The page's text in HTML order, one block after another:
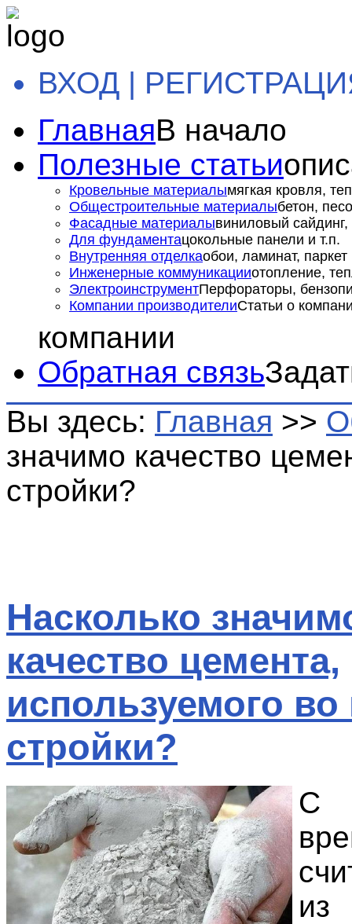
ВХОД |
ГлавнаяВ начало
Полезные статьи
Кровельные материалымягкая кровля,
Общестроительные материалыбетон,
Фасадные материалывиниловый сайдинг,
Для фундаментацокольные панели и т.п.
Внутренняя отделкаобои, ламинат, паркет
Инженерные коммуникацииотопление,
ЭлектроинструментПерфораторы,
Компании производителиСтатьи о
компании
Обратная связь
Вы здесь: Главная >>
значимо качество
стройки?
Насколько
качество цемента,
используемого
стройки?
С